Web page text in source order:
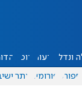
ונדל"ן דעות אוכל
ספורט פורומים אתר